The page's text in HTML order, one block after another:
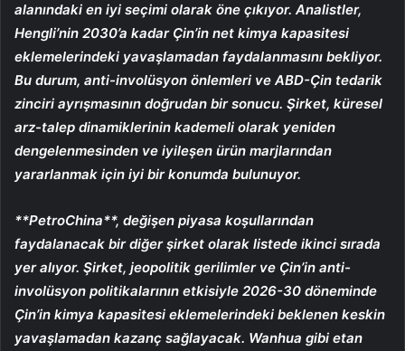
alanındaki en iyi seçimi olarak öne çıkıyor. Analistler,
Hengli’nin 2030’a kadar Çin’in net kimya kapasitesi
eklemelerindeki yavaşlamadan faydalanmasını bekliyor.
Bu durum, anti-involüsyon önlemleri ve ABD-Çin tedarik
zinciri ayrışmasının doğrudan bir sonucu. Şirket, küresel
arz-talep dinamiklerinin kademeli olarak yeniden
dengelenmesinden ve iyileşen ürün marjlarından
yararlanmak için iyi bir konumda bulunuyor.
**PetroChina**, değişen piyasa koşullarından
faydalanacak bir diğer şirket olarak listede ikinci sırada
yer alıyor. Şirket, jeopolitik gerilimler ve Çin’in anti-
involüsyon politikalarının etkisiyle 2026-30 döneminde
Çin’in kimya kapasitesi eklemelerindeki beklenen keskin
yavaşlamadan kazanç sağlayacak. Wanhua gibi etan